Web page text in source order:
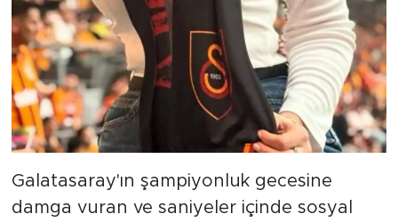
Galatasaray'ın şampiyonluk gecesine
damga vuran ve saniyeler içinde sosyal